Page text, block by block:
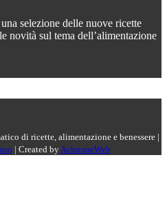
selezione delle nuove ricette
novità sul tema dell’alimentazione
di ricette, alimentazione e benessere |
| Created byAchromeWeb